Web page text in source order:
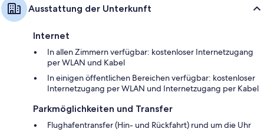
Ausstattung der Unterkunft
Internet
In allen Zimmern verfügbar: kostenloser Internetzugang
per WLAN und Kabel
In einigen öffentlichen Bereichen verfügbar: kostenloser
Internetzugang per WLAN und Internetzugang per Kabel
Parkmöglichkeiten und Transfer
Flughafentransfer (Hin- und Rückfahrt) rund um die Uhr